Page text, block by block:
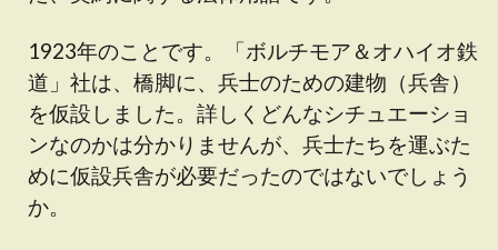
1923年のことです。「ボルチモア＆オハイオ鉄
道」社は、橋脚に、兵士のための建物（兵舎）
を仮設しました。詳しくどんなシチュエーショ
ンなのかは分かりませんが、兵士たちを運ぶた
めに仮設兵舎が必要だったのではないでしょう
か。